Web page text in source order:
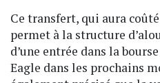
Ce transfert, qui aura
permet à la structure
d’une entrée dans la
Eagle dans les prochains